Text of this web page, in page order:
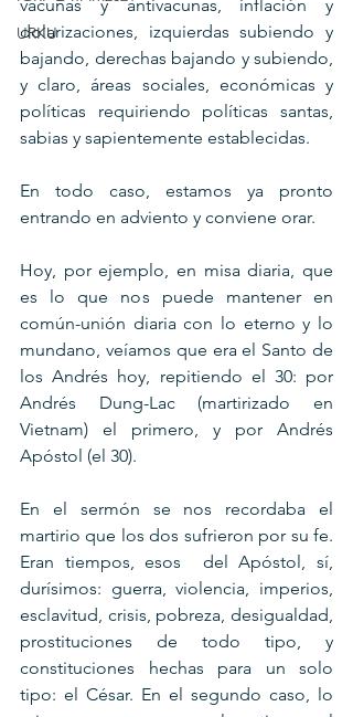
URKU
vacunas y antivacunas, inflación y
dolarizaciones, izquierdas subiendo y
bajando, derechas bajando y subiendo,
y claro, áreas sociales, económicas y
políticas requiriendo políticas santas,
sabias y sapientemente establecidas.
En todo caso, estamos ya pronto
entrando en adviento y conviene orar.
Hoy, por ejemplo, en misa diaria, que
es lo que nos puede mantener en
común-unión diaria con lo eterno y lo
mundano, veíamos que era el Santo de
los Andrés hoy, repitiendo el 30: por
Andrés Dung-Lac (martirizado en
Vietnam) el primero, y por Andrés
Apóstol (el 30).
En el sermón se nos recordaba el
martirio que los dos sufrieron por su fe.
Eran tiempos, esos  del Apóstol, sí,
durísimos: guerra, violencia, imperios,
esclavitud, crisis, pobreza, desigualdad,
prostituciones de todo tipo, y
constituciones hechas para un solo
tipo: el César. En el segundo caso, lo